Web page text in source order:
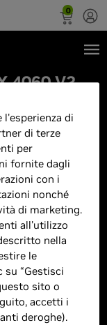
0
4060 V2
l'esperienza di
di terze
per
fornite dagli
con i
nonché
di marketing.
all'utilizzo
nella
le
su “Gestisci
sito o
accetti i
deroghe).